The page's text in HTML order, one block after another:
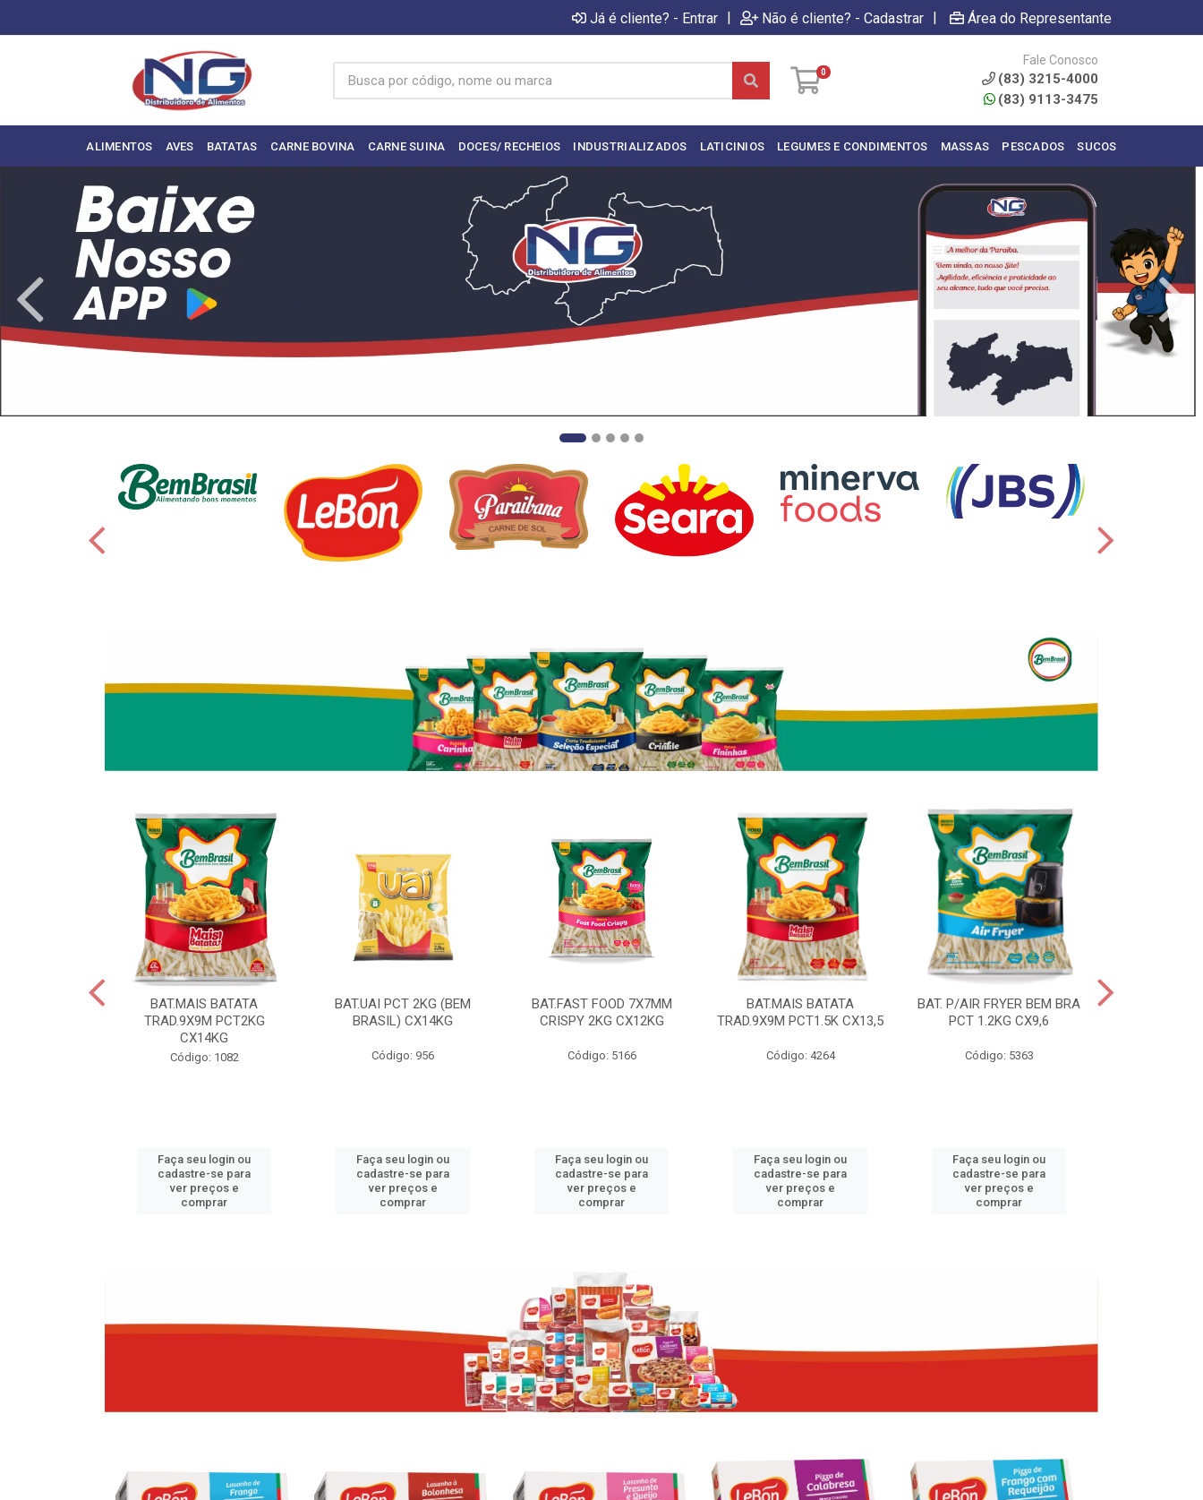
Já é cliente? - Entrar | Não é cliente? - Cadastrar | Área do Representante
0
Fale Conosco
(83) 3215-4000
(83) 9113-3475
ALIMENTOS AVES BATATAS CARNE BOVINA CARNE SUINA DOCES/ RECHEIOS INDUSTRIALIZADOS LATICINIOS LEGUMES E CONDIMENTOS MASSAS PESCADOS SUCOS
BAT.MAIS BATATA
TRAD.9X9M PCT2KG
CX14KG
Código: 1082
Faça seu login ou
cadastre-se para
ver preços e
comprar
BAT.UAI PCT 2KG (BEM
BRASIL) CX14KG
Código: 956
Faça seu login ou
cadastre-se para
ver preços e
comprar
BAT.FAST FOOD 7X7MM
CRISPY 2KG CX12KG
Código: 5166
Faça seu login ou
cadastre-se para
ver preços e
comprar
BAT.MAIS BATATA
TRAD.9X9M PCT1.5K CX13,5
Código: 4264
Faça seu login ou
cadastre-se para
ver preços e
comprar
BAT. P/AIR FRYER BEM BRA
PCT 1.2KG CX9,6
Código: 5363
Faça seu login ou
cadastre-se para
ver preços e
comprar